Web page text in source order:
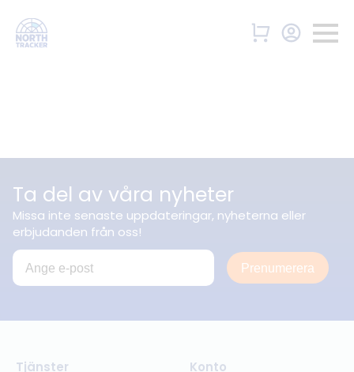
Ta del av våra nyheter
Missa inte senaste uppdateringar, nyheterna eller
erbjudanden från oss!
Prenumerera
Tjänster Konto